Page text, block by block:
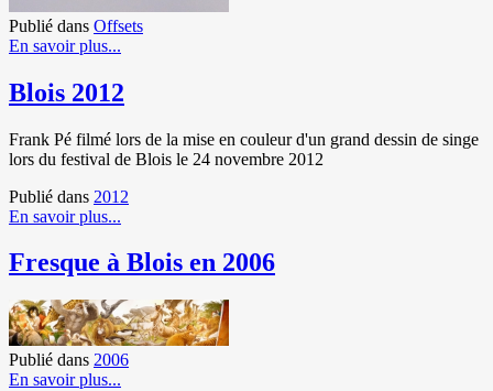
Publié dans Offsets
En savoir plus...
Blois 2012
Frank Pé filmé lors de la mise en couleur d'un grand dessin de singe
lors du festival de Blois le 24 novembre 2012
Publié dans 2012
En savoir plus...
Fresque à Blois en 2006
Publié dans 2006
En savoir plus...